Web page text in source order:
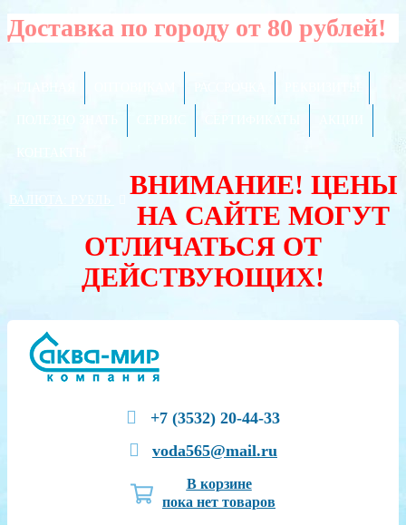
Доставка по городу от 80 рублей!
ВАЛЮТА:
ВНИМАНИЕ! ЦЕНЫ
НА САЙТЕ МОГУТ
ОТЛИЧАТЬСЯ ОТ
ДЕЙСТВУЮЩИХ!
+7 (3532) 20-44-33
voda565@mail.ru
В корзине
пока нет товаров